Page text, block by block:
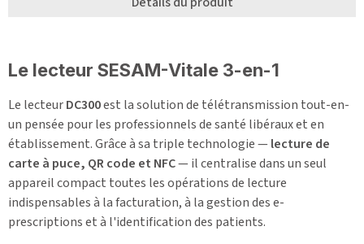
Le lecteur SESAM-Vitale 3-en-1
Le lecteurDC300est la solution de télétransmission tout-en-
un pensée pour les professionnels de santé libéraux et en
établissement. Grâce à sa triple technologie —lecture de
carte à puce, QR code et NFC— il centralise dans un seul
appareil compact toutes les opérations de lecture
indispensables à la facturation, à la gestion des e-
prescriptions et à l'identification des patients.